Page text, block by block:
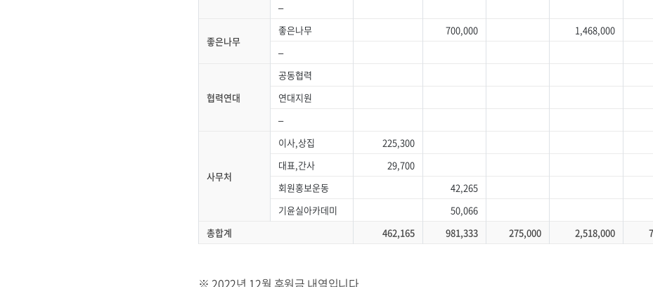
–
좋은나무
좋은나무 700,000 1,468,000
–
협력연대
공동협력
연대지원
–
사무처
이사,상집 225,300
대표,간사
29,700
회원홍보운동
42,265
기윤실아카데미
50,066
총합계
462,165 981,333 275,000 2,518,000
※ 2022년 12월 후원금 내역입니다.